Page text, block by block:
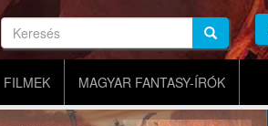
Keresés
Keresés Keresés
FILMEK MAGYAR FANTASY-ÍRÓK